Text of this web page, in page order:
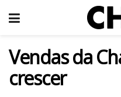
Vendas da
crescer